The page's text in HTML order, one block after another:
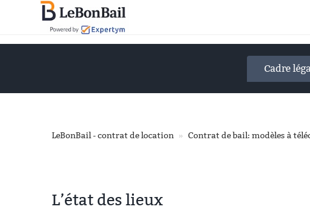
Cadre
LeBonBail - contrat de location Contrat de bail: modèles à
L’état des lieux